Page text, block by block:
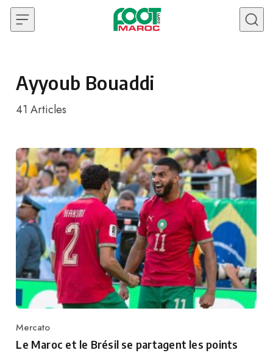
Skip to content
Ayyoub Bouaddi
41 Articles
Category
Mercato
Le Maroc et le Brésil se partagent les points